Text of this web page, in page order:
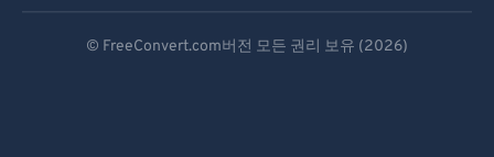
© FreeConvert.com버전 모든 권리 보유 (2026)